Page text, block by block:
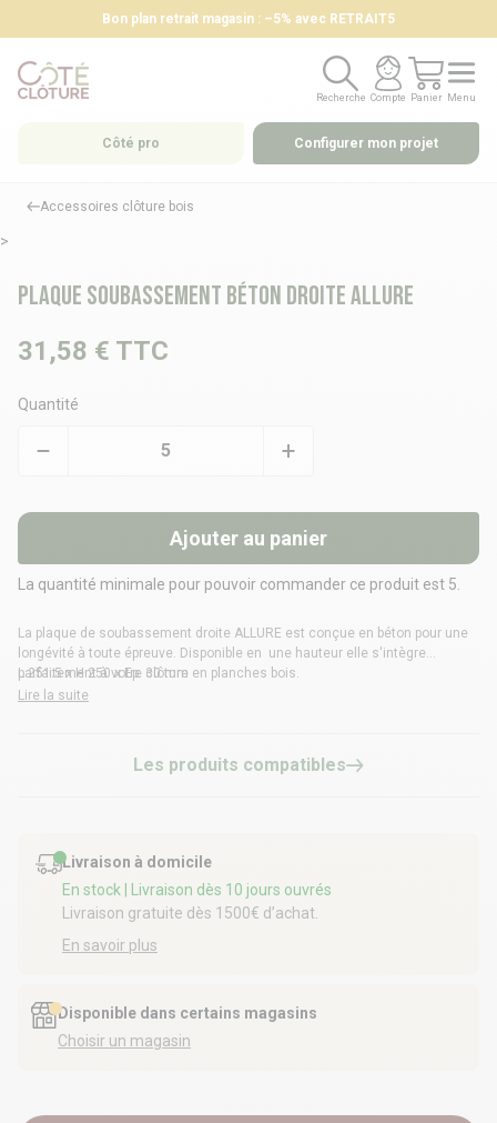
Bon plan retrait magasin : –5% avec RETRAIT5
Recherche
Recherche
Compte
Compte
Panier
Panier
Menu
Menu
Côté pro Configurer mon projet
Accessoires clôture bois
Plaque soubassement béton droite ALLURE
>
31,58 € TTC
Quantité
Ajouter au panier
La quantité minimale pour pouvoir commander ce produit est 5.
La plaque de soubassement droite ALLURE est conçue en béton pour une
longévité à toute épreuve. Disponible en une hauteur elle s'intègre
parfaitement à votre clôture en planches bois.
L 251.5 x H 250 x Ep. 30 mm
Lire la suite
Les produits compatibles
Livraison à domicile
En stock
| Livraison dès 10 jours ouvrés
Livraison gratuite dès 1500€ d’achat.
En savoir plus
Disponible dans certains magasins
Choisir un magasin